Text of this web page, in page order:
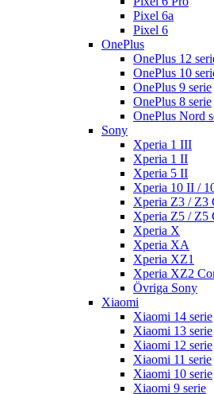
Pixel 6a
Pixel 6
OnePlus
OnePlus 12
OnePlus 10
OnePlus 9 serie
OnePlus 8 serie
OnePlus Nord
Sony
Xperia 1 III
Xperia 1 II
Xperia 5 II
Xperia 10 II /
Xperia Z3 / Z3
Xperia Z5 / Z5
Xperia X
Xperia XA
Xperia XZ1
Xperia XZ2
Övriga Sony
Xiaomi
Xiaomi 14 serie
Xiaomi 13 serie
Xiaomi 12 serie
Xiaomi 11 serie
Xiaomi 10 serie
Xiaomi 9 serie